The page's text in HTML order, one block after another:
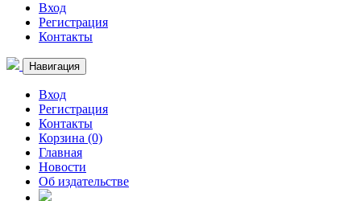
Вход
Регистрация
Контакты
Навигация
Вход
Регистрация
Контакты
Корзина (0)
Главная
Новости
Об издательстве